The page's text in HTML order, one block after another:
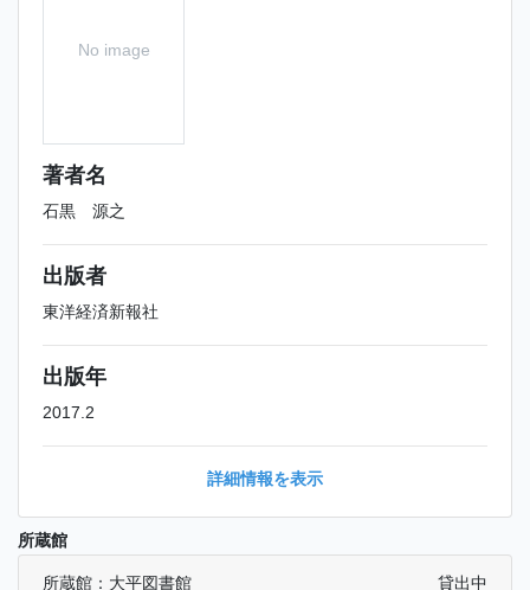
No image
著者名
石黒 源之
出版者
東洋経済新報社
出版年
2017.2
詳細情報を表示
所蔵館
所蔵館：大平図書館 貸出中